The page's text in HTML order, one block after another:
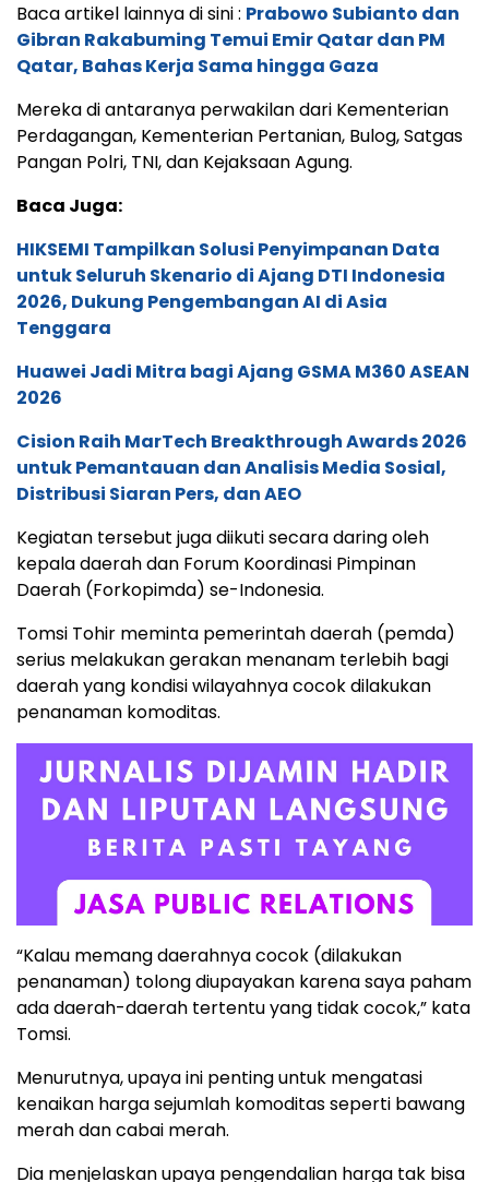
Baca artikel lainnya di sini : Prabowo Subianto dan
Gibran Rakabuming Temui Emir Qatar dan PM
Qatar, Bahas Kerja Sama hingga Gaza
Mereka di antaranya perwakilan dari Kementerian
Perdagangan, Kementerian Pertanian, Bulog, Satgas
Pangan Polri, TNI, dan Kejaksaan Agung.
Baca Juga:
HIKSEMI Tampilkan Solusi Penyimpanan Data
untuk Seluruh Skenario di Ajang DTI Indonesia
2026, Dukung Pengembangan AI di Asia
Tenggara
Huawei Jadi Mitra bagi Ajang GSMA M360 ASEAN
2026
Cision Raih MarTech Breakthrough Awards 2026
untuk Pemantauan dan Analisis Media Sosial,
Distribusi Siaran Pers, dan AEO
Kegiatan tersebut juga diikuti secara daring oleh
kepala daerah dan Forum Koordinasi Pimpinan
Daerah (Forkopimda) se-Indonesia.
Tomsi Tohir meminta pemerintah daerah (pemda)
serius melakukan gerakan menanam terlebih bagi
daerah yang kondisi wilayahnya cocok dilakukan
penanaman komoditas.
“Kalau memang daerahnya cocok (dilakukan
penanaman) tolong diupayakan karena saya paham
ada daerah-daerah tertentu yang tidak cocok,” kata
Tomsi.
Menurutnya, upaya ini penting untuk mengatasi
kenaikan harga sejumlah komoditas seperti bawang
merah dan cabai merah.
Dia menjelaskan upaya pengendalian harga tak bisa